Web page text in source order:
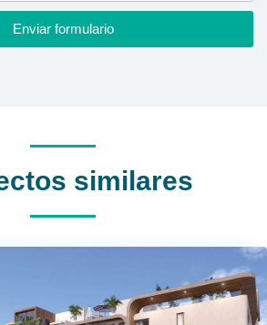
Enviar formulario
similares